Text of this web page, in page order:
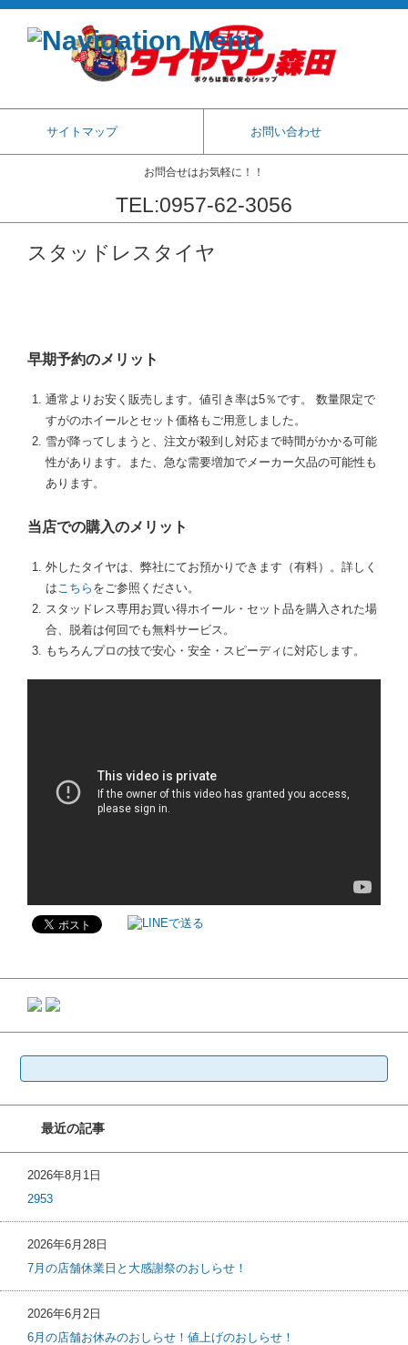
サイトマップ お問い合わせ
お問合せはお気軽に！！
TEL:0957-62-3056
コンテンツに移動
スタッドレスタイヤ
早期予約のメリット
通常よりお安く販売します。値引き率は5％です。 数量限定で
すがのホイールとセット価格もご用意しました。
雪が降ってしまうと、注文が殺到し対応まで時間がかかる可能
性があります。また、急な需要増加でメーカー欠品の可能性も
あります。
当店での購入のメリット
外したタイヤは、弊社にてお預かりできます（有料）。詳しく
はこちら をご参照ください。
スタッドレス専用お買い得ホイール・セット品を購入された場
合、脱着は何回でも無料サービス。
もちろんプロの技で安心・安全・スピーディに対応します。
索:
最近の記事
2026年8月1日
2953
2026年6月28日
7月の店舗休業日と大感謝祭のおしらせ！
2026年6月2日
6月の店舗お休みのおしらせ！値上げのおしらせ！